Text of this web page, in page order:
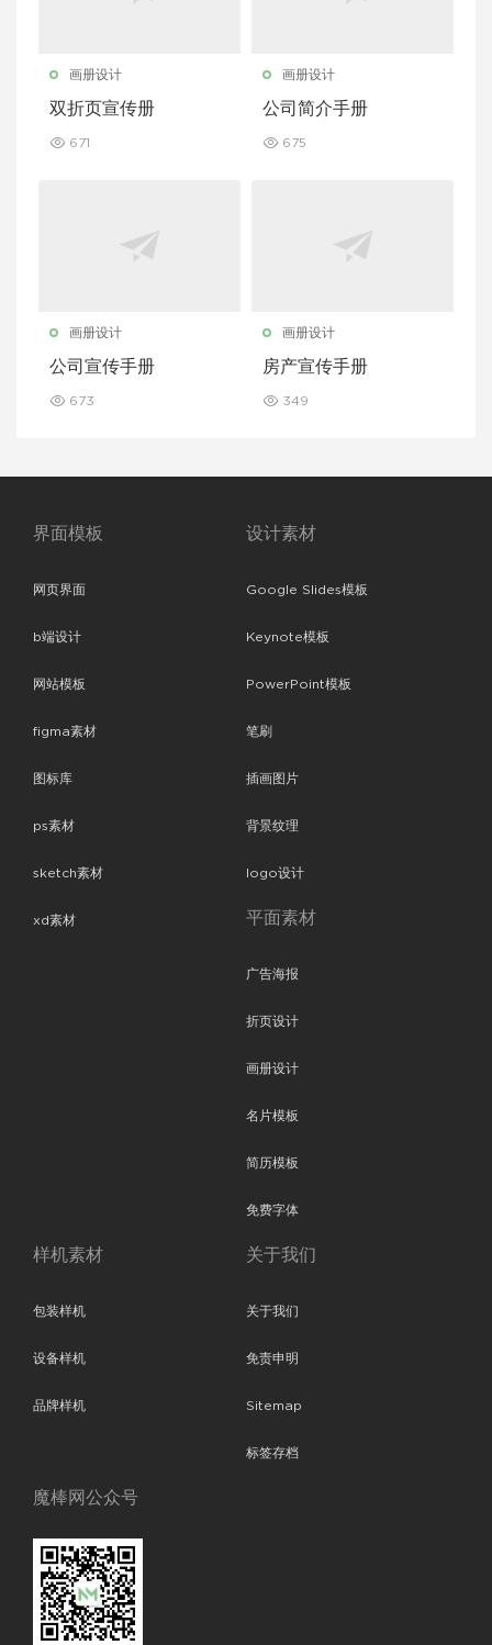
画册设计
双折页宣传册
671
画册设计
公司简介手册
675
画册设计
公司宣传手册
673
画册设计
房产宣传手册
349
界面模板
网页界面
b端设计
网站模板
figma素材
图标库
ps素材
sketch素材
xd素材
设计素材
Google Slides模板
Keynote模板
PowerPoint模板
笔刷
插画图片
背景纹理
logo设计
平面素材
广告海报
折页设计
画册设计
名片模板
简历模板
免费字体
样机素材
包装样机
设备样机
品牌样机
关于我们
关于我们
免责申明
Sitemap
标签存档
魔棒网公众号